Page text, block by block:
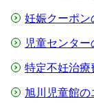
妊娠クーポン
児童センタ
特定不妊治療
旭川児童館の